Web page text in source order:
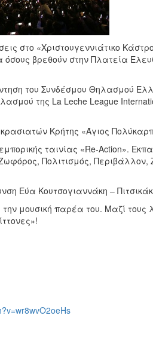
στο «Χριστουγεννιάτικο
βρεθούν στην Πλατεία
του Συνδέσμου Θηλασμού
της La Leche League
Κρήτης «Άγιος
ταινίας «Re-Action».
Πολιτισμός, Περιβάλλον,
Εύα Κουτσογιαννάκη –
μουσική παρέα του. Μαζί τους